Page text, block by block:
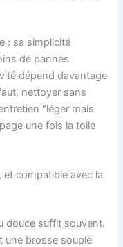
: sa simplicité
de pannes
dépend davantage
nettoyer sans
“léger mais
une fois la toile
compatible avec la
douce suffit souvent.
une brosse souple